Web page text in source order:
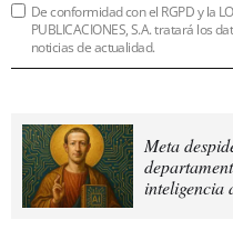
De conformidad con el RGPD y la
PUBLICACIONES, S.A. tratará los
noticias de actualidad.
Meta
inteligencia